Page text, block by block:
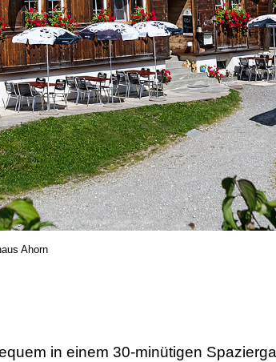
Ahorn
in einem 30-minütigen